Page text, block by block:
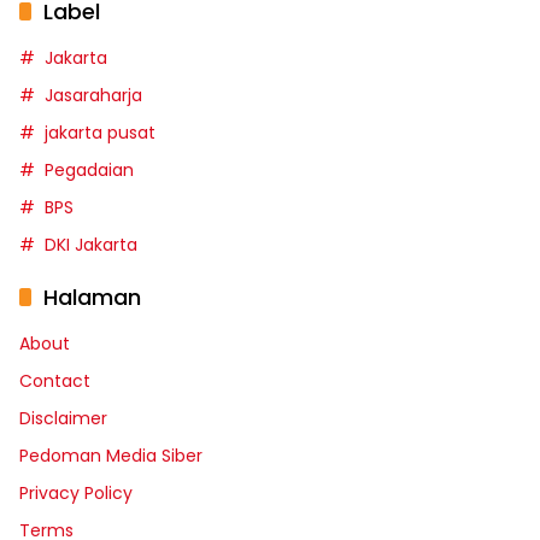
Label
Jakarta
Jasaraharja
jakarta pusat
Pegadaian
BPS
DKI Jakarta
Halaman
About
Contact
Disclaimer
Pedoman Media Siber
Privacy Policy
Terms